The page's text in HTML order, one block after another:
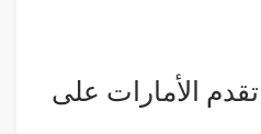
تقدم الأمارات على